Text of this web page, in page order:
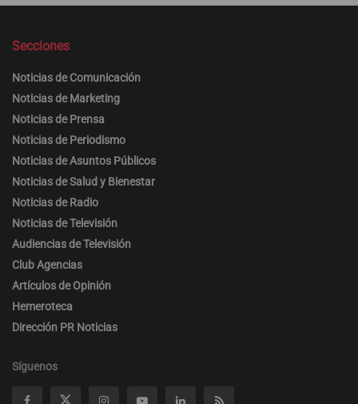
Secciones
Noticias de Comunicación
Noticias de Marketing
Noticias de Prensa
Noticias de Periodismo
Noticias de Asuntos Públicos
Noticias de Salud y Bienestar
Noticias de Radio
Noticias de Televisión
Audiencias de Televisión
Club Agencias
Artículos de Opinión
Hemeroteca
Dirección PR Noticias
Síguenos